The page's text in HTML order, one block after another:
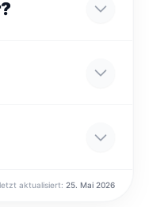
aktualisiert:25. Mai 2026